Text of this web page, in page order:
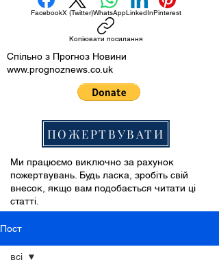
FacebookX (Twitter)WhatsAppLinkedInPinterest
Копіювати посилання
Спільно з Прогноз Новини
www.prognoznews.co.uk
ПОЖЕРТВУВАТИ
Ми працюємо виключно за рахунок
пожертвувань. Будь ласка, зробіть свій
внесок, якщо вам подобається читати ці
статті.
Пост
всі